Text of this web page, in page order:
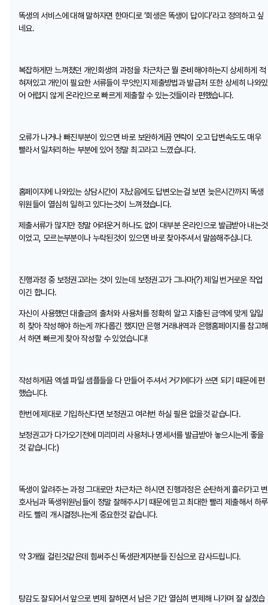
똑생의 서비스에 대해 말하자면 한마디로 ‘회생은 똑생이 답이다’라고 정의하고 싶
네요.
복잡하게만 느껴졌던 개인회생의 과정을 차근차근 뭘 준비해야하는지 상세하게 적
혀져있고 개인이 필요한 서류들이 무엇인지 제출방법과 발급처 또한 상세히 나와있
어 어렵지 않게 온라인으로 빠르게 제출할 수 있는것들이라 편했습니다.
오류가 나거나 빠진부분이 있으면 바로 보완하게끔 연락이 오고 답변속도도 매우
빨라서 일처리하는 부분에 있어 정말 최고라고 느꼈습니다.
홈페이지에 나와있는 상담시간이 지났음에도 답변오는걸 보면 늦은시간까지 똑생
위원들이 열심히 일하고 있다는것이 느껴졌습니다.
제출서류가 많지만 정말 어려운거 하나도 없이 대부분 온라인으로 발급받아 내는것
이었고, 모르는부분이나 누락된것이 있으면 바로 찾아주셔서 말씀해주십니다.
진행과정 중 보정권고라는 것이 있는데 보정권고가 그나마(?) 제일 번거로운 작업
이긴 합니다.
자신이 사용했던 대출금의 출처와 사용처를 정확히 알고 지출된 금액에 맞게 일일
히 찾아 작성해야 하는게 까다롭긴 했지만 은행 거래내역과 은행홈페이지를 참고해
서 하면 빠르게 찾아 작성할 수 있었습니다!
작성하게끔 엑셀 파일 샘플들을 다 만들어 주셔서 거기에다가 쓰면 되기 때문에 편
했습니다.
한번에 제대로 기입하신다면 보정권고 여러번 하실 필욘 없을것 같습니다.
보정권고가 다가오기전에 미리미리 사용처나 명세서를 발급받아 놓으시는게 좋을
것 같습니다:)
똑생이 알려주는 과정 그대로만 차근차근 하시면 진행과정은 순탄하게 흘러가고 변
호사님과 똑생위원님들이 정말 잘해주시기 때문에 믿고 최대한 빨리 제출해서 하루
라도 빨리 개시결정나는게 중요한것 같습니다.
약 3개월 걸린것같은데 힘써주신 똑생관계자분들 진심으로 감사드립니다.
탕감도 잘되어서 앞으로 변제 잘하면서 남은 기간 열심히 변제해 나가며 잘 살겠습